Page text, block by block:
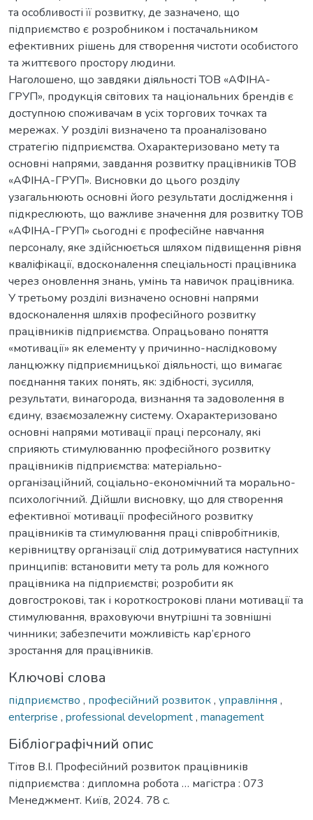
та особливості її розвитку, де зазначено, що
підприємство є розробником і постачальником
ефективних рішень для створення чистоти особистого
та життєвого простору людини.
Наголошено, що завдяки діяльності ТОВ «АФІНА-
ГРУП», продукція світових та національних брендів є
доступною споживачам в усіх торгових точках та
мережах. У розділі визначено та проаналізовано
стратегію підприємства. Охарактеризовано мету та
основні напрями, завдання розвитку працівників ТОВ
«АФІНА-ГРУП». Висновки до цього розділу
узагальнюють основні його результати дослідження і
підкреслюють, що важливе значення для розвитку ТОВ
«АФІНА-ГРУП» сьогодні є професійне навчання
персоналу, яке здійснюється шляхом підвищення рівня
кваліфікації, вдосконалення спеціальності працівника
через оновлення знань, умінь та навичок працівника.
У третьому розділі визначено основні напрями
вдосконалення шляхів професійного розвитку
працівників підприємства. Опрацьовано поняття
«мотивації» як елементу у причинно-наслідковому
ланцюжку підприємницької діяльності, що вимагає
поєднання таких понять, як: здібності, зусилля,
результати, винагорода, визнання та задоволення в
єдину, взаємозалежну систему. Охарактеризовано
основні напрями мотивації праці персоналу, які
сприяють стимулюванню професійного розвитку
працівників підприємства: матеріально-
організаційний, соціально-економічний та морально-
психологічний. Дійшли висновку, що для створення
ефективної мотивації професійного розвитку
працівників та стимулювання праці співробітників,
керівництву організації слід дотримуватися наступних
принципів: встановити мету та роль для кожного
працівника на підприємстві; розробити як
довгострокові, так і короткострокові плани мотивації та
стимулювання, враховуючи внутрішні та зовнішні
чинники; забезпечити можливість кар’єрного
зростання для працівників.
Ключові слова
підприємство , професійний розвиток, управління ,
enterprise , professional development, management
Бібліографічний опис
Тітов В.І. Професійний розвиток працівників
підприємства : дипломна робота … магістра : 073
Менеджмент. Київ, 2024. 78 с.